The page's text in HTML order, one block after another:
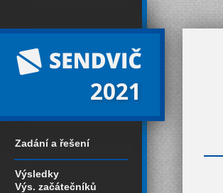
2021
Zadání a řešení
Výsledky
Výs. začátečníků